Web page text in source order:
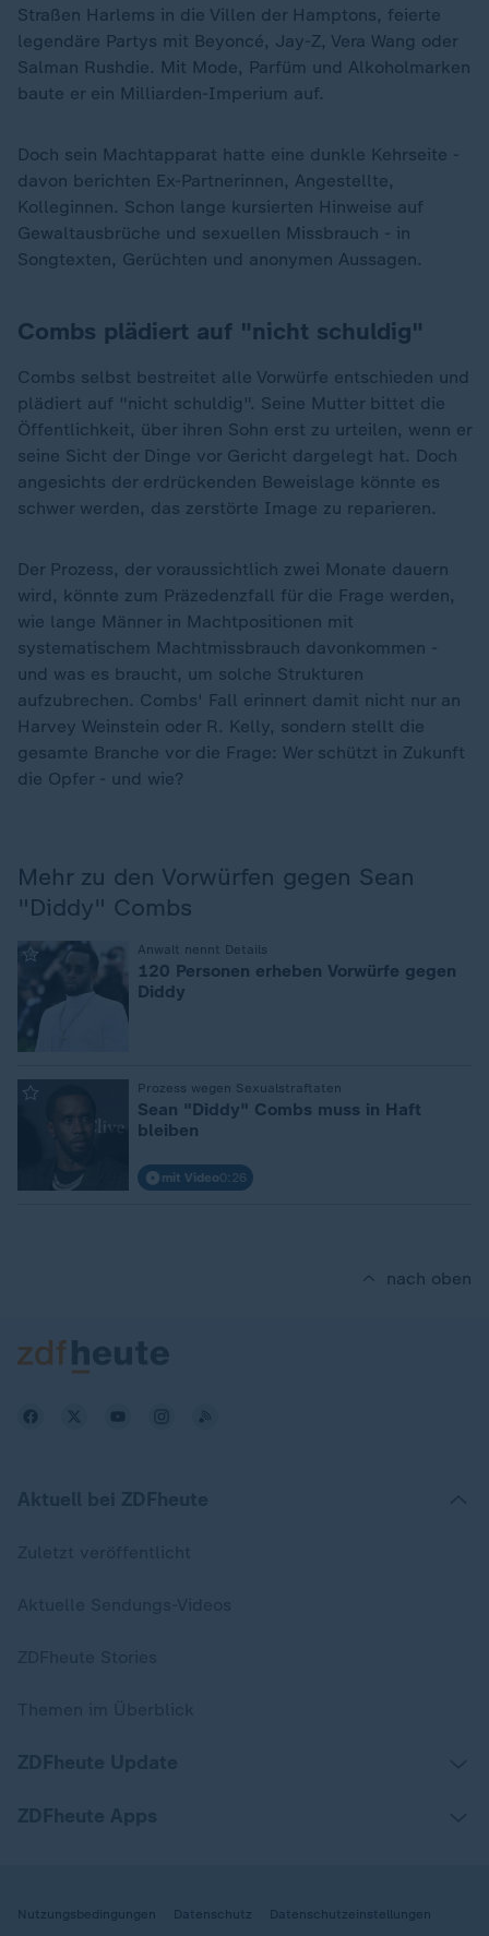
Straßen Harlems in die Villen der Hamptons, feierte
legendäre Partys mit Beyoncé, Jay-Z, Vera Wang oder
Salman Rushdie. Mit Mode, Parfüm und Alkoholmarken
baute er ein Milliarden-Imperium auf.
Doch sein Machtapparat hatte eine dunkle Kehrseite -
davon berichten Ex-Partnerinnen, Angestellte,
Kolleginnen. Schon lange kursierten Hinweise auf
Gewaltausbrüche und sexuellen Missbrauch - in
Songtexten, Gerüchten und anonymen Aussagen.
Combs plädiert auf "nicht schuldig"
Combs selbst bestreitet alle Vorwürfe entschieden und
plädiert auf "nicht schuldig". Seine Mutter bittet die
Öffentlichkeit, über ihren Sohn erst zu urteilen, wenn er
seine Sicht der Dinge vor Gericht dargelegt hat. Doch
angesichts der erdrückenden Beweislage könnte es
schwer werden, das zerstörte Image zu reparieren.
Der Prozess, der voraussichtlich zwei Monate dauern
wird, könnte zum Präzedenzfall für die Frage werden,
wie lange Männer in Machtpositionen mit
systematischem Machtmissbrauch davonkommen -
und was es braucht, um solche Strukturen
aufzubrechen. Combs' Fall erinnert damit nicht nur an
Harvey Weinstein oder R. Kelly, sondern stellt die
gesamte Branche vor die Frage: Wer schützt in Zukunft
die Opfer - und wie?
Mehr zu den Vorwürfen gegen Sean
"Diddy" Combs
Anwalt nennt Details
120 Personen erheben Vorwürfe gegen
Diddy
Prozess wegen Sexualstraftaten
Sean "Diddy" Combs muss in Haft
bleiben
mit Video0:26
nach oben
Nutzungsbedingungen Datenschutz Datenschutzeinstellungen